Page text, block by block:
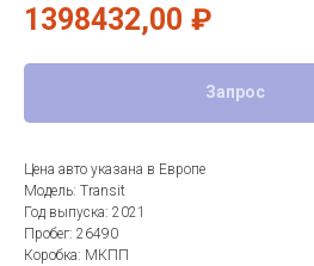
1398432,00 ₽
Запрос
Цена авто указана в Европе
Модель: Transit
Год выпуска: 2021
Пробег: 26490
Коробка: МКПП